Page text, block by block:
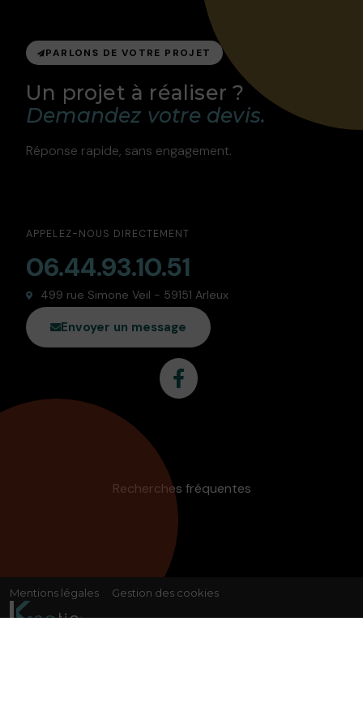
PARLONS DE VOTRE PROJET
Un projet à réaliser ?
Demandez votre devis.
Réponse rapide, sans engagement.
APPELEZ-NOUS DIRECTEMENT
06.44.93.10.51
499 rue Simone Veil - 59151 Arleux
Envoyer un message
Recherches fréquentes
Mentions légales Gestion des cookies